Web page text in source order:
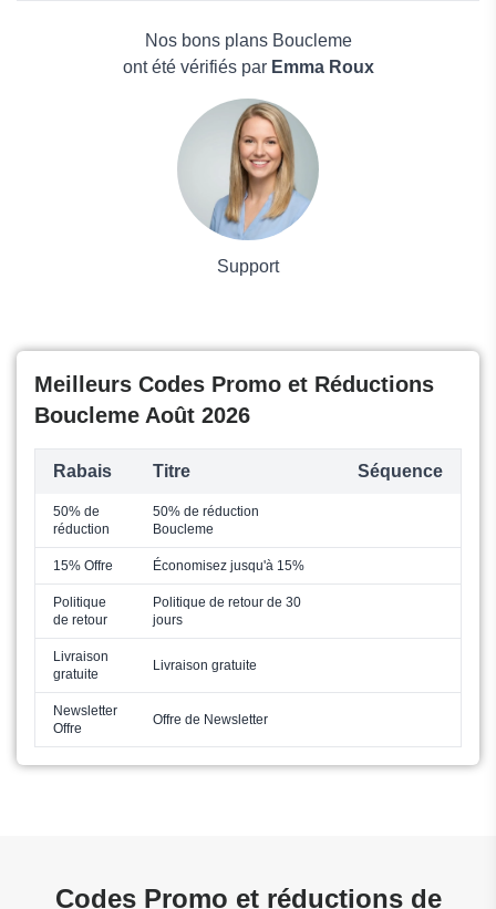
Made in Paradis
Maison & JardinNos bons plans Boucleme
ont été vérifiés par Emma Roux
Support
Meilleurs Codes Promo et Réductions
Boucleme Août 2026
Rabais Titre Séquence
50% de
réduction
50% de réduction
Boucleme
15% Offre Économisez jusqu'à 15%
Politique
de retour
Politique de retour de 30
jours
Livraison
gratuite
Livraison gratuite
Newsletter
Offre
Offre de Newsletter
Codes Promo et réductions de